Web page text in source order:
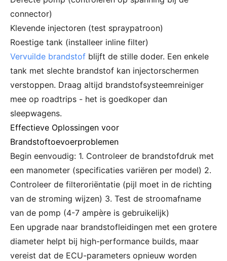
connector)
Klevende injectoren (test spraypatroon)
Roestige tank (installeer inline filter)
Vervuilde brandstof blijft de stille doder. Een enkele
tank met slechte brandstof kan injectorschermen
verstoppen. Draag altijd brandstofsysteemreiniger
mee op roadtrips - het is goedkoper dan
sleepwagens.
Effectieve Oplossingen voor
Brandstoftoevoerproblemen
Begin eenvoudig: 1. Controleer de brandstofdruk met
een manometer (specificaties variëren per model) 2.
Controleer de filteroriëntatie (pijl moet in de richting
van de stroming wijzen) 3. Test de stroomafname
van de pomp (4-7 ampère is gebruikelijk)
Een upgrade naar brandstofleidingen met een grotere
diameter helpt bij high-performance builds, maar
vereist dat de ECU-parameters opnieuw worden